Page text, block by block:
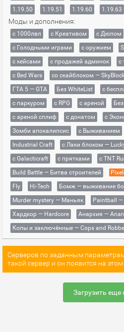
1.19.50
1.19.51 1.19.60 1.19.63
Моды и дополнения:
с 1000лвл c Креативом с Дюпом
с Голодными играми
с оружием
с кейсами
с продажей админок с
с Bed Wars
со скайблоком —
ГТА 5 — GTA
Без WhiteList
с
с паркуром
с RPG с ареной
с ареной сплиф
с донатом с
Зомби апокалипсис
с Выживанием
Industrial Craft
с Лаки блоком —
с Galacticraft
с прятками с TNT
Build Battle — Битва строителей
Fly
Hi-Tech
Бомж — выживание
Murder mystery — Маньяк
Paintball
Хардкор — Hardcore
Анархия —
Копы и заключённые — Cops and
Серверов по заданным
такой сервер и он появится на этом
Загрузить еще